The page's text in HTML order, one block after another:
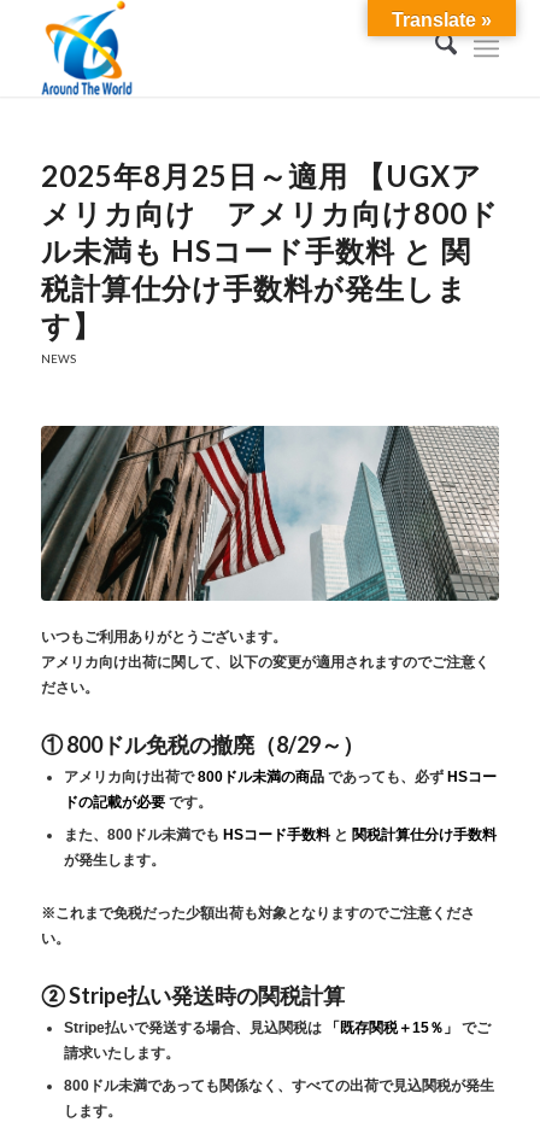
2025年8月25日～適用 【UGXア
メリカ向け アメリカ向け800ド
ル未満も HSコード手数料 と 関
税計算仕分け手数料が発生しま
す】
NEWS
いつもご利用ありがとうございます。
アメリカ向け出荷に関して、以下の変更が適用されますのでご注意く
ださい。
① 800ドル免税の撤廃（8/29～）
アメリカ向け出荷で800ドル未満の商品であっても、必ず HSコー
ドの記載が必要です。
また、800ドル未満でも HSコード手数料と 関税計算仕分け手数料
が発生します。
※これまで免税だった少額出荷も対象となりますのでご注意くださ
い。
② Stripe払い発送時の関税計算
Stripe払いで発送する場合、見込関税は 「既存関税＋15％」
でご
請求いたします。
800ドル未満であっても関係なく、すべての出荷で見込関税が発生
します。
Translate »